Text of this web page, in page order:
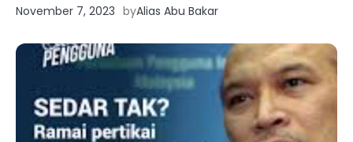
November 7, 2023 byAlias Abu Bakar